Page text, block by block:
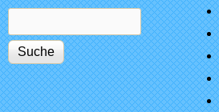
Suchformular